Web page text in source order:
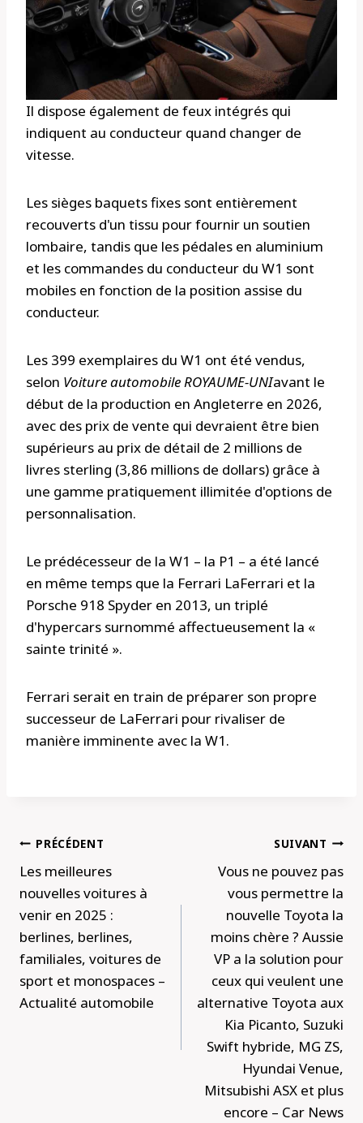
Il dispose également de feux intégrés qui
indiquent au conducteur quand changer de
vitesse.
Les sièges baquets fixes sont entièrement
recouverts d'un tissu pour fournir un soutien
lombaire, tandis que les pédales en aluminium
et les commandes du conducteur du W1 sont
mobiles en fonction de la position assise du
conducteur.
Les 399 exemplaires du W1 ont été vendus,
selon Voiture automobileROYAUME-UNIavant le
début de la production en Angleterre en 2026,
avec des prix de vente qui devraient être bien
supérieurs au prix de détail de 2 millions de
livres sterling (3,86 millions de dollars) grâce à
une gamme pratiquement illimitée d'options de
personnalisation.
Le prédécesseur de la W1 – la P1 – a été lancé
en même temps que la Ferrari LaFerrari et la
Porsche 918 Spyder en 2013, un triplé
d'hypercars surnommé affectueusement la «
sainte trinité ».
Ferrari serait en train de préparer son propre
successeur de LaFerrari pour rivaliser de
manière imminente avec la W1.
Navigation
de
l’article
PRÉCÉDENT
Les meilleures
nouvelles voitures à
venir en 2025 :
berlines, berlines,
familiales, voitures de
sport et monospaces –
Actualité automobile
SUIVANT
Vous ne pouvez pas
vous permettre la
nouvelle Toyota la
moins chère ? Aussie
VP a la solution pour
ceux qui veulent une
alternative Toyota aux
Kia Picanto, Suzuki
Swift hybride, MG ZS,
Hyundai Venue,
Mitsubishi ASX et plus
encore – Car News